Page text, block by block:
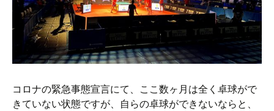
コロナの緊急事態宣言にて、ここ数ヶ月は全く卓球がで
きていない状態ですが、自らの卓球ができないならと、